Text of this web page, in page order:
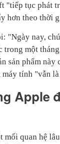
"tiếp tục phát
hơn theo thời
"Ngày nay,
trong một
sản phẩm
tính "vẫn
Apple
quan hệ